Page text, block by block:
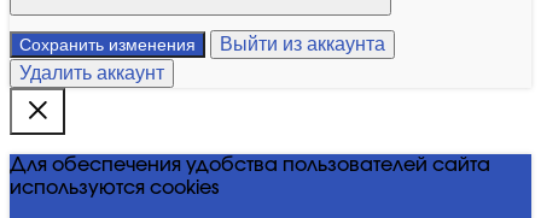
Сохранить изменения
Выйти из аккаунта
Удалить аккаунт
Для обеспечения удобства пользователей сайта
используются cookies